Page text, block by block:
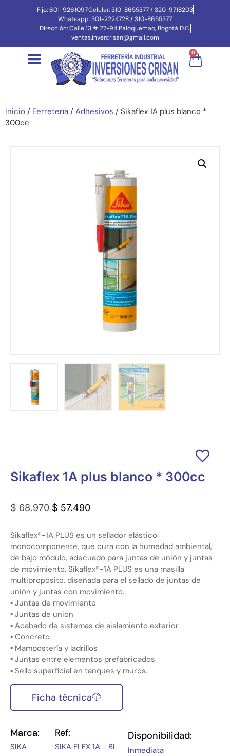
Fijo: 601-9261097Celular: 310-8655377 / 320-9718203
Whatsapp: 301-2224728 / 310-8655377
Dirección: Calle 13 # 27-94 Paloquemao, Bogotá D.C.
ventas.invercrisan@gmail.com
0
Inicio / Ferretería / Adhesivos / Sikaflex 1A plus blanco *
300cc
Sikaflex 1A plus blanco * 300cc
$68.970 $ 57.490
Sikaflex®-1A PLUS es un sellador elástico
monocomponente, que cura con la humedad ambiental,
de bajo módulo, adecuado para juntas de unión y juntas
de movimiento. Sikaflex®-1A PLUS es una masilla
multipropósito, diseñada para el sellado de juntas de
unión y juntas con movimiento.
▪ Juntas de movimiento
▪ Juntas de unión
▪ Acabado de sistemas de aislamiento exterior
▪ Concreto
▪ Mampostería y ladrillos
▪ Juntas entre elementos prefabricados
▪ Sello superficial en tanques y muros.
Ficha técnica
Marca:
SIKA
Ref:
SIKA FLEX 1A - BL
Disponibilidad:
Inmediata